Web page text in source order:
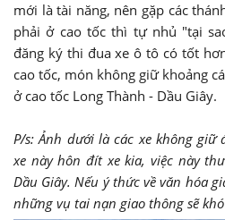
mới là tài năng, nên gặp các
phải ở cao tốc thì tự nhủ "tại
đăng ký thi đua xe ô tô có tốt
cao tốc, món không giữ khoảng
ở cao tốc Long Thành - Dầu Giây.
P/s: Ảnh dưới là các xe không
xe này hôn đít xe kia, việc này
Dầu Giây. Nếu ý thức về văn hóa
những vụ tai nạn giao thông sẽ